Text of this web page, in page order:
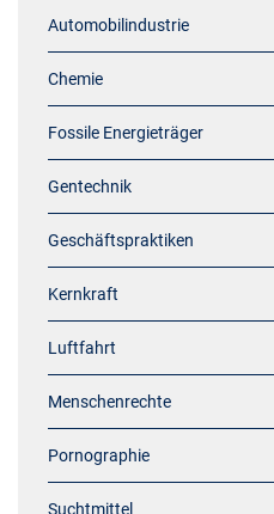
Automobilindustrie
Chemie
Fossile Energieträger
Gentechnik
Geschäftspraktiken
Kernkraft
Luftfahrt
Menschenrechte
Pornographie
Suchtmittel